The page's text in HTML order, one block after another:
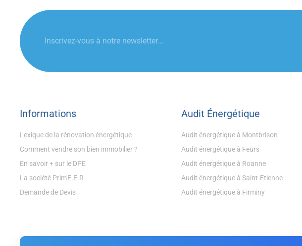
Informations
Lexique de la rénovation énergétique
Comment vendre son bien immobilier ?
En savoir + sur le DPE
La société Prim'E.E.R
Demande de Devis
Audit Énergétique
Audit énergétique à Montbrison
Audit énergétique à Feurs
Audit énergétique à Roanne
Audit énergétique à Saint-Etienne
Audit énergétique à Firminy